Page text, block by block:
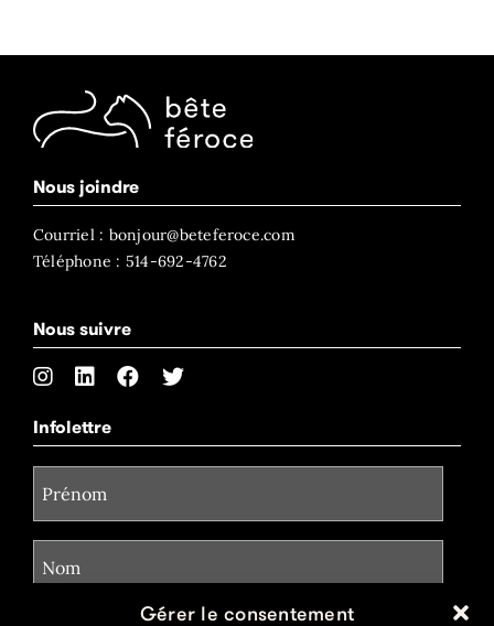
Gérer le consentement
Nous joindre
Courriel : bonjour@beteferoce.com
Téléphone : 514-692-4762
Nous suivre
Infolettre